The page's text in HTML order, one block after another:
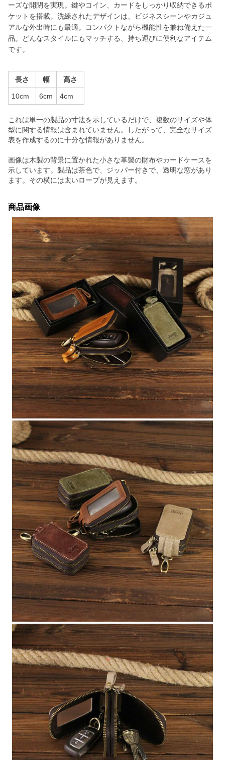
ーズな開閉を実現。鍵やコイン、カードをしっかり収納できるポ
ケットを搭載。洗練されたデザインは、ビジネスシーンやカジュ
アルな外出時にも最適。コンパクトながら機能性を兼ね備えた一
品。どんなスタイルにもマッチする、持ち運びに便利なアイテム
です。
長さ 幅 高さ
10cm 6cm 4cm
これは単一の製品の寸法を示しているだけで、複数のサイズや体
型に関する情報は含まれていません。したがって、完全なサイズ
表を作成するのに十分な情報がありません。
画像は木製の背景に置かれた小さな革製の財布やカードケースを
示しています。製品は茶色で、ジッパー付きで、透明な窓があり
ます。その横には太いロープが見えます。
商品画像